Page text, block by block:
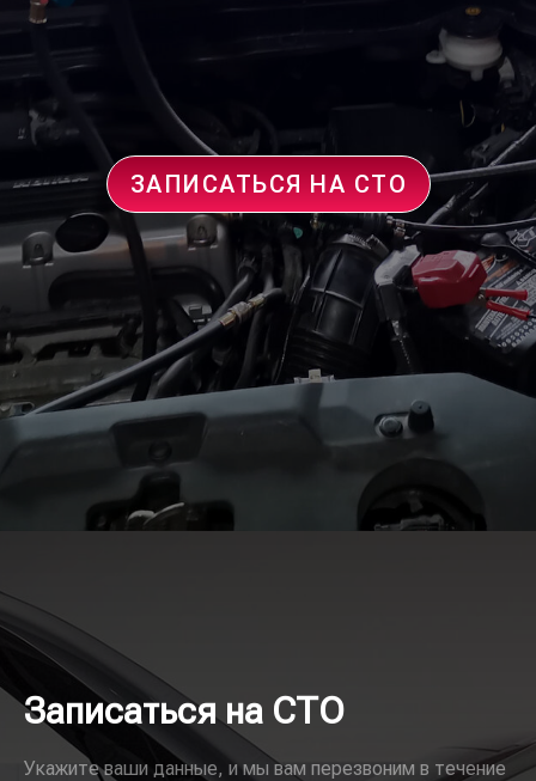
ЗАПИСАТЬСЯ НА СТО
Записаться на СТО
Укажите ваши данные, и мы вам перезвоним в течение